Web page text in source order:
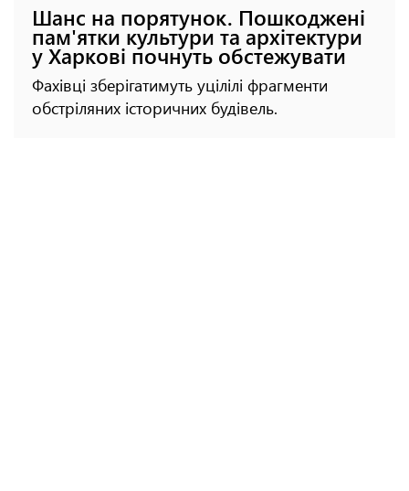
Шанс на порятунок. Пошкоджені
пам'ятки культури та архітектури
у Харкові почнуть обстежувати
Фахівці зберігатимуть уцілілі фрагменти
обстріляних історичних будівель.